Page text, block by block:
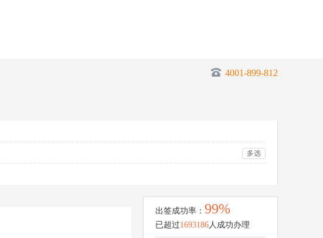
4001-899-812
多选
出签成功率： 99%
已超过1693186人成功办理